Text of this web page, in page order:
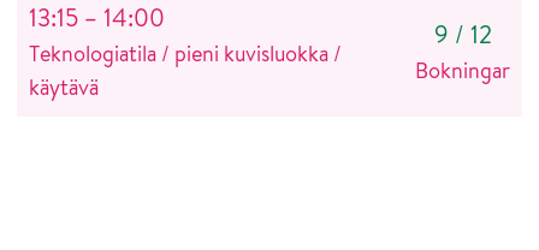
13:15 – 14:00
Teknologiatila / pieni kuvisluokka /
käytävä
9 / 12
Bokningar